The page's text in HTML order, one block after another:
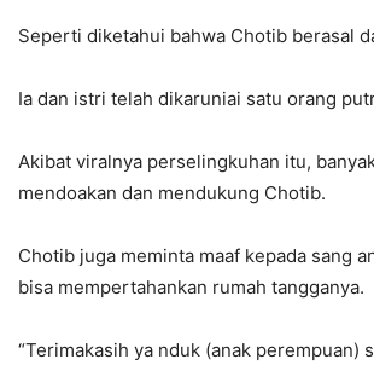
Seperti diketahui bahwa Chotib berasal
Ia dan istri telah dikaruniai satu orang
Akibat viralnya perselingkuhan itu,
mendoakan dan mendukung Chotib.
Chotib juga meminta maaf kepada sang
bisa mempertahankan rumah tangganya.
“Terimakasih ya nduk (anak perempuan)